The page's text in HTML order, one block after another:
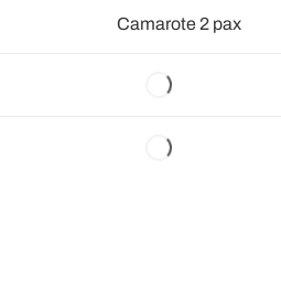
Camarote 2 pax